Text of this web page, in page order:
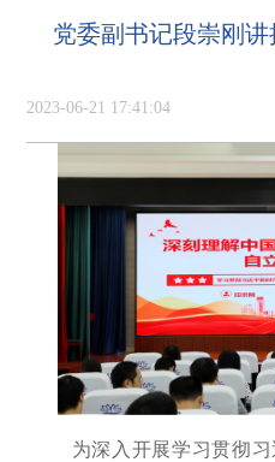
党委副书记段崇刚
2023-06-21 17:41:04
为深入开展学习贯彻